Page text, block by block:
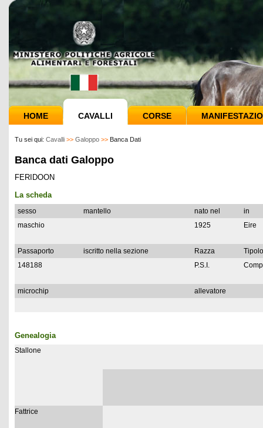
HOME CAVALLI CORSE
Tu sei qui: Cavalli >> Galoppo >> Banca Dati
Banca dati Galoppo
FERIDOON
La scheda
sesso mantello nato nel
in
maschio
1925 Eire
Passaporto iscritto nella sezione Razza
148188
P.S.I.
microchip allevatore
Genealogia
Stallone
Fattrice